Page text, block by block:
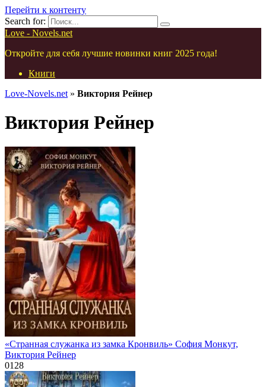
Перейти к контенту
Search for:
Love - Novels.net
Откройте для себя лучшие новинки книг 2025 года!
Книги
Love-Novels.net » Виктория Рейнер
Виктория Рейнер
«Странная служанка из замка Кронвиль» София Монкут,
Виктория Рейнер
0128